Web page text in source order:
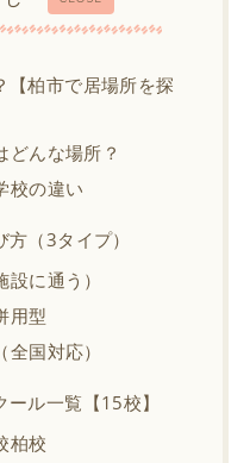
【柏市で居場所を探
どんな場所？
校の違い
（3タイプ）
に通う）
用型
国対応）
ル一覧【15校】
柏校